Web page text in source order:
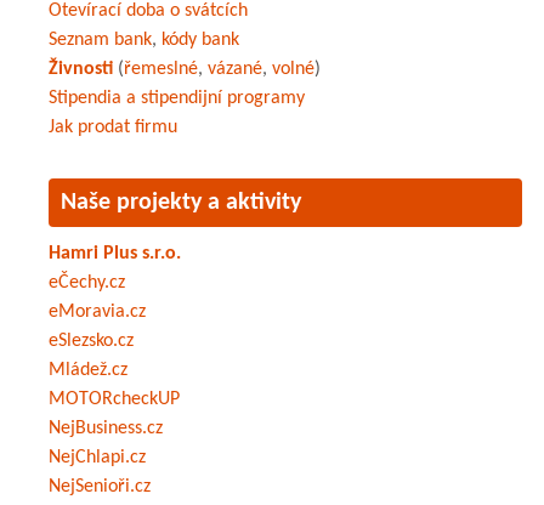
Otevírací doba o svátcích
Seznam bank, kódy bank
Živnosti (řemeslné, vázané, volné)
Stipendia a stipendijní programy
Jak prodat firmu
Naše projekty a aktivity
Hamri Plus s.r.o.
eČechy.cz
eMoravia.cz
eSlezsko.cz
Mládež.cz
MOTORcheckUP
NejBusiness.cz
NejChlapi.cz
NejSenioři.cz